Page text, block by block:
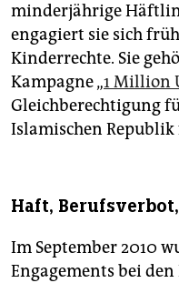
minderjährige
engagiert sie sich
Kinderrechte. Sie
Kampagne „1 Million
Gleichberechtigung
Islamischen
Haft,
Im September 2010
Engagements bei